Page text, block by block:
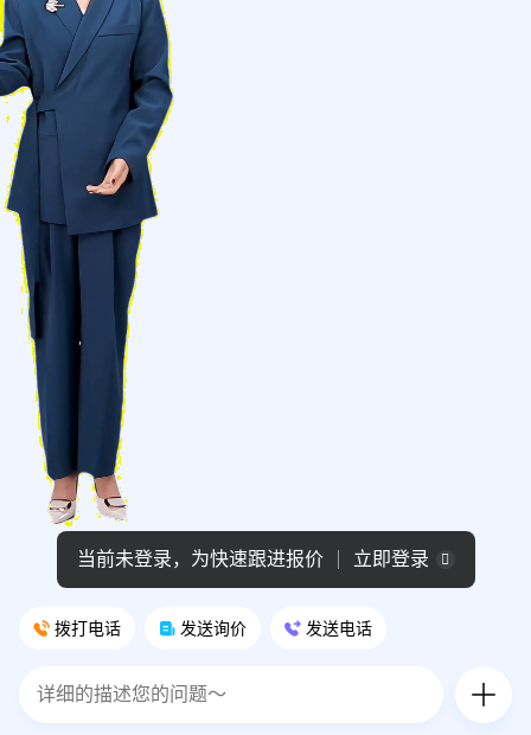
拨打电话 发送询价 发送电话
当前未登录，为快速跟进报价 立即登录